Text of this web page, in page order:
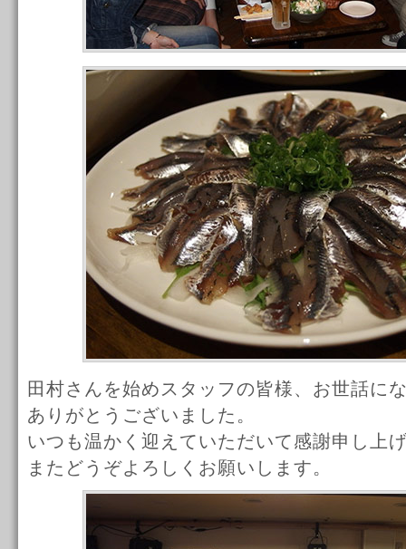
田村さんを始めスタッフの皆様、お世話に
ありがとうございました。
いつも温かく迎えていただいて感謝申し上
またどうぞよろしくお願いします。